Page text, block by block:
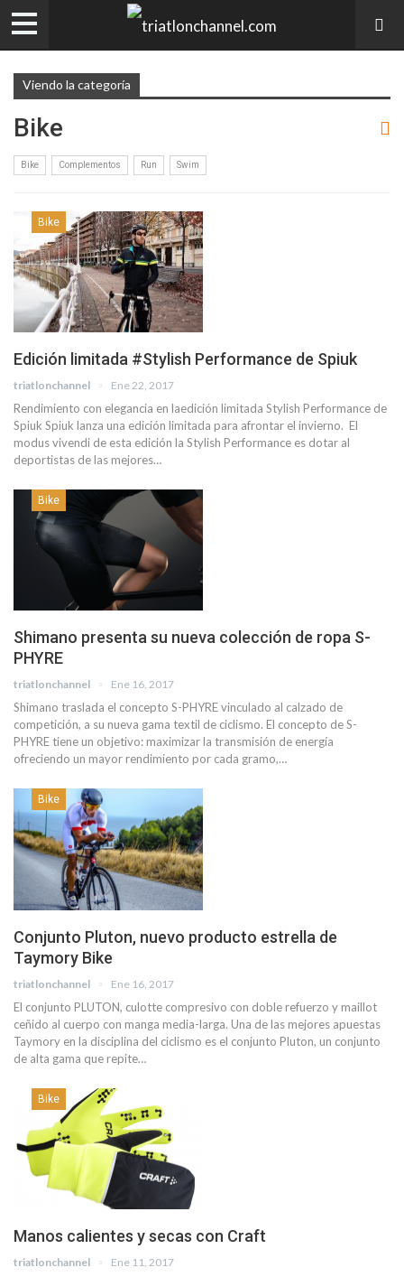
Viendo la categoría
Bike
Bike Complementos Run Swim
Bike
Edición limitada #Stylish Performance de Spiuk
triatlonchannel Ene 22, 2017
Rendimiento con elegancia en laedición limitada Stylish Performance de
Spiuk Spiuk lanza una edición limitada para afrontar el invierno. El
modus vivendi de esta edición la Stylish Performance es dotar al
deportistas de las mejores…
Bike
Shimano presenta su nueva colección de ropa S-
PHYRE
triatlonchannel Ene 16, 2017
Shimano traslada el concepto S-PHYRE vinculado al calzado de
competición, a su nueva gama textil de ciclismo. El concepto de S-
PHYRE tiene un objetivo: maximizar la transmisión de energía
ofreciendo un mayor rendimiento por cada gramo,…
Bike
Conjunto Pluton, nuevo producto estrella de
Taymory Bike
triatlonchannel Ene 16, 2017
El conjunto PLUTON, culotte compresivo con doble refuerzo y maillot
ceñido al cuerpo con manga media-larga. Una de las mejores apuestas
Taymory en la disciplina del ciclismo es el conjunto Pluton, un conjunto
de alta gama que repite…
Bike
Manos calientes y secas con Craft
triatlonchannel Ene 11, 2017